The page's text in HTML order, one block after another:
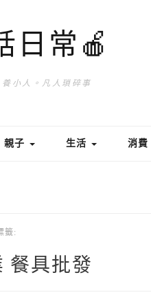
日常🍎
小人。凡人瑣碎事
親子 生活 消費
籤:
餐具批發